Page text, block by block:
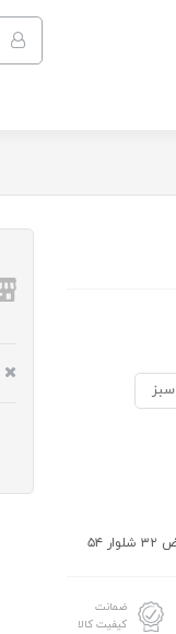
سبز
ضمانت
کیفیت کالا